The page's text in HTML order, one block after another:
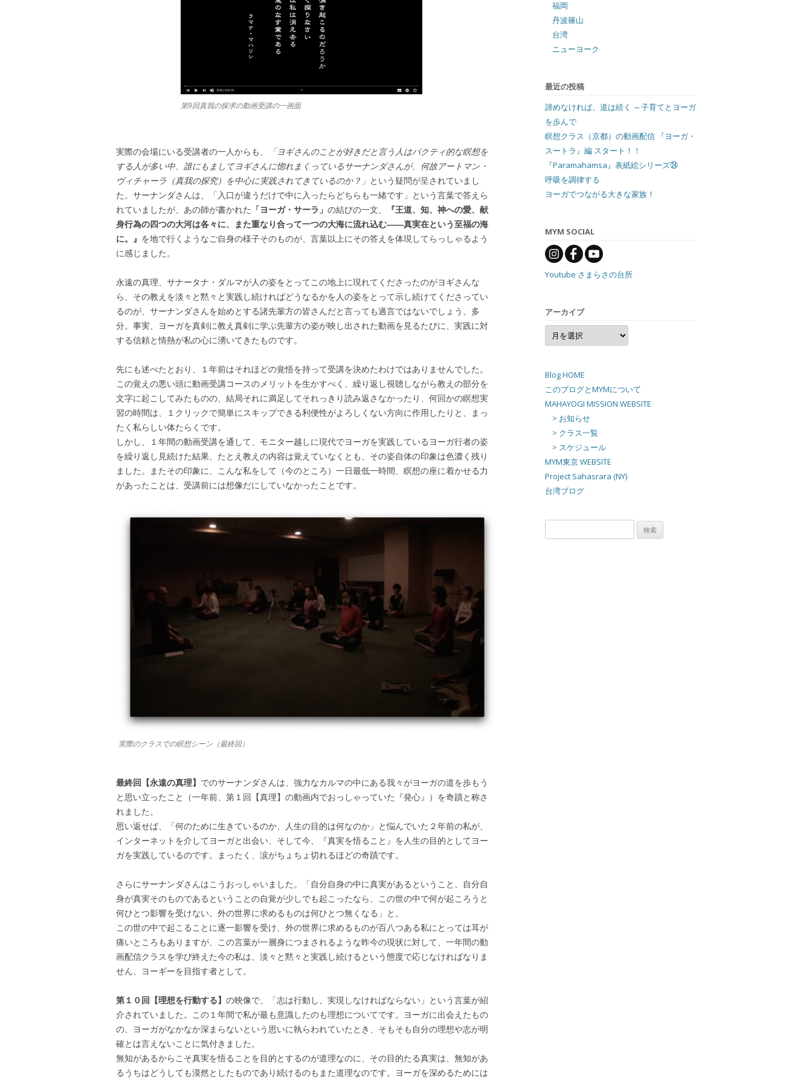
第9回真我の探求の動画受講の一画面
実際の会場にいる受講者の一人からも、
「ヨギさんのことが好きだと言う人はバクティ的な瞑想を
する人が多い中、誰にもましてヨギさんに惚れまくっているサーナンダさんが、何故アートマン・
ヴィチャーラ（真我の探究）を中心に実践されてきているのか？」 という疑問が呈されていまし
た。サーナンダさんは、「入口が違うだけで中に入ったらどちらも一緒です」という言葉で答えら
れていましたが、あの師が書かれた 「ヨーガ・サーラ」 の結びの一文、
『王道、知、神への愛、献
身行為の四つの大河は各々に、また重なり合って一つの大海に流れ込む――真実在という至福の海
に。』 を地で行くようなご自身の様子そのものが、言葉以上にその答えを体現してらっしゃるよう
に感じました。
永遠の真理、サナータナ・ダルマが人の姿をとってこの地上に現れてくださったのがヨギさんな
ら、その教えを淡々と黙々と実践し続ければどうなるかを人の姿をとって示し続けてくださってい
るのが、サーナンダさんを始めとする諸先輩方の皆さんだと言っても過言ではないでしょう、多
分。事実、ヨーガを真剣に教え真剣に学ぶ先輩方の姿が映し出された動画を見るたびに、実践に対
する信頼と情熱が私の心に湧いてきたものです。
先にも述べたとおり、１年前はそれほどの覚悟を持って受講を決めたわけではありませんでした。
この覚えの悪い頭に動画受講コースのメリットを生かすべく、繰り返し視聴しながら教えの部分を
文字に起こしてみたものの、結局それに満足してそれっきり読み返さなかったり、何回かの瞑想実
習の時間は、１クリックで簡単にスキップできる利便性がよろしくない方向に作用したりと、まっ
たく私らしい体たらくです。
しかし、１年間の動画受講を通して、モニター越しに現代でヨーガを実践しているヨーガ行者の姿
を繰り返し見続けた結果、たとえ教えの内容は覚えていなくとも、その姿自体の印象は色濃く残り
ました。またその印象に、こんな私をして（今のところ）一日最低一時間、瞑想の座に着かせる力
があったことは、受講前には想像だにしていなかったことです。
実際のクラスでの瞑想シーン（最終回）
最終回【永遠の真理】 でのサーナンダさんは、強力なカルマの中にある我々がヨーガの道を歩もう
と思い立ったこと（一年前、第１回【真理】の動画内でおっしゃっていた『発心』）を奇蹟と称さ
れました。
思い返せば、「何のために生きているのか、人生の目的は何なのか」と悩んでいた２年前の私が、
インターネットを介してヨーガと出会い、そして今、『真実を悟ること』を人生の目的としてヨー
ガを実践しているのです。まったく、涙がちょちょ切れるほどの奇蹟です。
さらにサーナンダさんはこうおっしゃいました。「自分自身の中に真実があるということ、自分自
身が真実そのものであるということの自覚が少しでも起こったなら、この世の中で何が起ころうと
何ひとつ影響を受けない。外の世界に求めるものは何ひとつ無くなる」と。
この世の中で起こることに逐一影響を受け、外の世界に求めるものが百八つある私にとっては耳が
痛いところもありますが、この言葉が一層身につまされるような昨今の現状に対して、一年間の動
画配信クラスを学び終えた今の私は、淡々と黙々と実践し続けるという態度で応じなければなりま
せん、ヨーギーを目指す者として。
第１０回【理想を行動する】 の映像で、「志は行動し、実現しなければならない」という言葉が紹
介されていました。この１年間で私が最も意識したのも理想についてです。ヨーガに出会えたもの
の、ヨーガがなかなか深まらないという思いに執らわれていたとき、そもそも自分の理想や志が明
確とは言えないことに気付きました。
無知があるからこそ真実を悟ることを目的とするのが道理なのに、その目的たる真実は、無知があ
るうちはどうしても漠然としたものであり続けるのもまた道理なのです。ヨーガを深めるためには
福岡
丹波篠山
台湾
ニューヨーク
最近の投稿
諦めなければ、道は続く ～子育てとヨーガ
を歩んで
瞑想クラス（京都）の動画配信 『ヨーガ・
スートラ』編 スタート！！
『Paramahamsa』表紙絵シリーズ㉔
呼吸を調律する
ヨーガでつながる大きな家族！
MYM SOCIAL
Youtube さまらさの台所
アーカイブ
ア
ー
カ
Blog HOME
このブログとMYMについて
MAHAYOGI MISSION WEBSITE
> お知らせ
> クラス一覧
> スケジュール
MYM東京 WEBSITE
Project Sahasrara (NY)
台湾ブログ
索: